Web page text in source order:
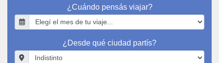
¿Cuándo pensás viajar?
¿Desde qué ciudad partís?